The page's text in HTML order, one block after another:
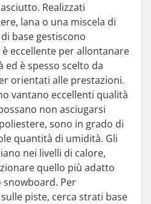
Realizzati
lana o una miscela di
base gestiscono
eccellente per allontanare
è spesso scelto da
orientati alle prestazioni.
vantano eccellenti qualità
non asciugarsi
sono in grado di
quantità di umidità. Gli
nei livelli di calore,
quello più adatto
snowboard. Per
piste, cerca strati base